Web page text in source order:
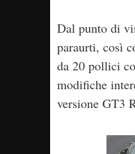
Dal punto di
paraurti, così
da 20 pollici
modifiche
versione GT3